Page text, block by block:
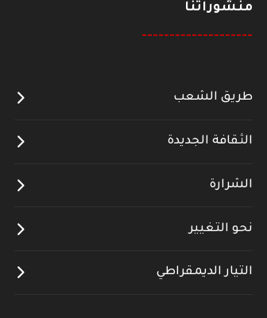
منشوراتنا
--------------------
طريق الشعب
الثقافة الجديدة
الشرارة
نحو التغيير
التيار الديمقراطي